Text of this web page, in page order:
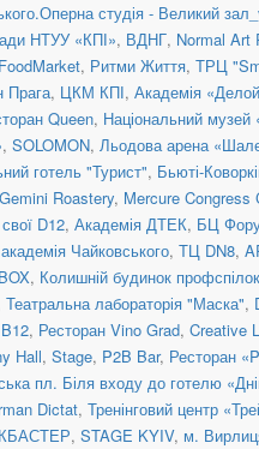
студія - Великий
НТУУ «КПІ», ВДНГ, Normal Art
, Ритми Життя, ТРЦ
Прага, ЦКМ КПІ, Академія
Queen, Національний музей
, SOLOMON, Льодова арена
готель "Турист", Бьюті-
Gemini Roastery, Mercure Congress
D12, Академія ДТЕК, БЦ
Чайковського, ТЦ DN8,
, Колишній будинок профспілок
Театральна лабораторія "Маска",
, Ресторан Vino Grad, Creative
Hall, Stage, P2B Bar, Ресторан
пл. Біля входу до готелю
Dictat, Тренінговий центр
, STAGE KYIV, м.